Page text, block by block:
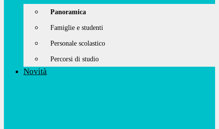
Panoramica
Famiglie e studenti
Personale scolastico
Percorsi di studio
Novità